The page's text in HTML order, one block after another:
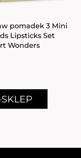
pomadek 3 Mini
Lipsticks Set
Wonders